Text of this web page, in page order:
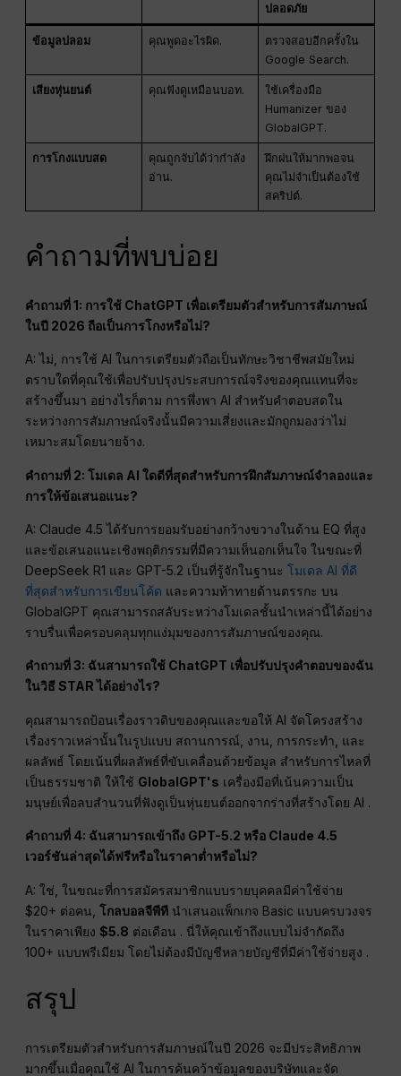
ปลอดภัย
ข้อมูลปลอม คุณพูดอะไรผิด.
ตรวจสอบอีกครั้งใน
Google Search.
เสียงหุ่นยนต์ คุณฟังดูเหมือนบอท.
ใช้เครื่องมือ
Humanizer ของ
GlobalGPT.
การโกงแบบสด
คุณถูกจับได้ว่ากำลัง
อ่าน.
ฝึกฝนให้มากพอจน
คุณไม่จำเป็นต้องใช้
สคริปต์.
คำถามที่พบบ่อย
คำถามที่ 1: การใช้ ChatGPT เพื่อเตรียมตัวสำหรับการสัมภาษณ์
ในปี 2026 ถือเป็นการโกงหรือไม่?
A: ไม่, การใช้ AI ในการเตรียมตัวถือเป็นทักษะวิชาชีพสมัยใหม่
ตราบใดที่คุณใช้เพื่อปรับปรุงประสบการณ์จริงของคุณแทนที่จะ
สร้างขึ้นมา อย่างไรก็ตาม การพึ่งพา AI สำหรับคำตอบสดใน
ระหว่างการสัมภาษณ์จริงนั้นมีความเสี่ยงและมักถูกมองว่าไม่
เหมาะสมโดยนายจ้าง.
คำถามที่ 2: โมเดล AI ใดดีที่สุดสำหรับการฝึกสัมภาษณ์จำลองและ
การให้ข้อเสนอแนะ?
A: Claude 4.5 ได้รับการยอมรับอย่างกว้างขวางในด้าน EQ ที่สูง
และข้อเสนอแนะเชิงพฤติกรรมที่มีความเห็นอกเห็นใจ ในขณะที่
DeepSeek R1 และ GPT-5.2 เป็นที่รู้จักในฐานะโมเดล AI ที่ดี
ที่สุดสำหรับการเขียนโค้ด และความท้าทายด้านตรรกะ บน
GlobalGPT คุณสามารถสลับระหว่างโมเดลชั้นนำเหล่านี้ได้อย่าง
ราบรื่นเพื่อครอบคลุมทุกแง่มุมของการสัมภาษณ์ของคุณ.
คำถามที่ 3: ฉันสามารถใช้ ChatGPT เพื่อปรับปรุงคำตอบของฉัน
ในวิธี STAR ได้อย่างไร?
คุณสามารถป้อนเรื่องราวดิบของคุณและขอให้ AI จัดโครงสร้าง
เรื่องราวเหล่านั้นในรูปแบบ สถานการณ์, งาน, การกระทำ, และ
ผลลัพธ์ โดยเน้นที่ผลลัพธ์ที่ขับเคลื่อนด้วยข้อมูล สำหรับการไหลที่
เป็นธรรมชาติ ให้ใช้ GlobalGPT's เครื่องมือที่เน้นความเป็น
มนุษย์เพื่อลบสำนวนที่ฟังดูเป็นหุ่นยนต์ออกจากร่างที่สร้างโดย AI .
คำถามที่ 4: ฉันสามารถเข้าถึง GPT-5.2 หรือ Claude 4.5
เวอร์ชันล่าสุดได้ฟรีหรือในราคาต่ำหรือไม่?
A: ใช่, ในขณะที่การสมัครสมาชิกแบบรายบุคคลมีค่าใช้จ่าย
$20+ ต่อคน,โกลบอลจีพีที นำเสนอแพ็กเกจ Basic แบบครบวงจร
ในราคาเพียง$5.8 ต่อเดือน . นี่ให้คุณเข้าถึงแบบไม่จำกัดถึง
100+ แบบพรีเมียม โดยไม่ต้องมีบัญชีหลายบัญชีที่มีค่าใช้จ่ายสูง .
สรุป
การเตรียมตัวสำหรับการสัมภาษณ์ในปี 2026 จะมีประสิทธิภาพ
มากขึ้นเมื่อคุณใช้ AI ในการค้นคว้าข้อมูลของบริษัทและจัด